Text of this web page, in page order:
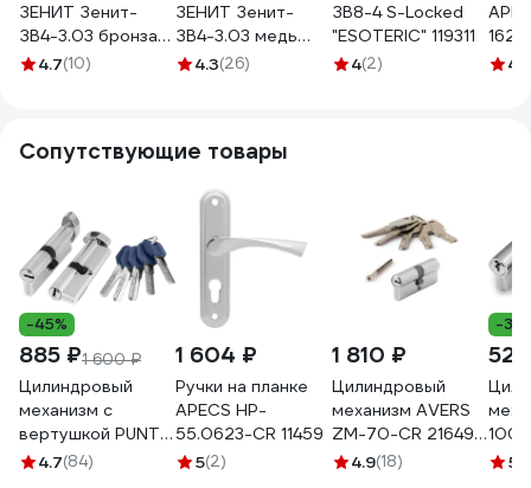
ЗЕНИТ Зенит-
ЗВ4-3.03 бронза
08777
4.7(10)
ЗЕНИТ Зенит-
ЗВ4-3.03 медь
08779
4.3(26)
ЗВ8-4 S-Locked
"ESOTERIC" 119311
4(2)
4.6
Сопутствующие товары
-45%
885 ₽1 600 ₽
Цилиндровый
механизм с
вертушкой PUNTO
Z402/70 mm
4.7(84)
1 604 ₽
Ручки на планке
APECS HP-
55.0623-CR 11459
5(2)
1 810 ₽
Цилиндровый
механизм AVERS
ZM-70-CR 21649
00021649
4.9(18)
-
100
/
5